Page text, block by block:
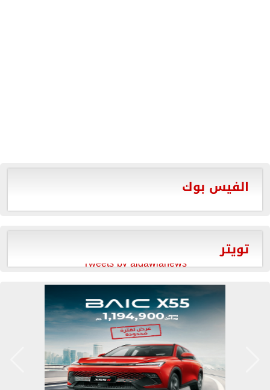
الفيس بوك
تويتر
Tweets by aldawlanews